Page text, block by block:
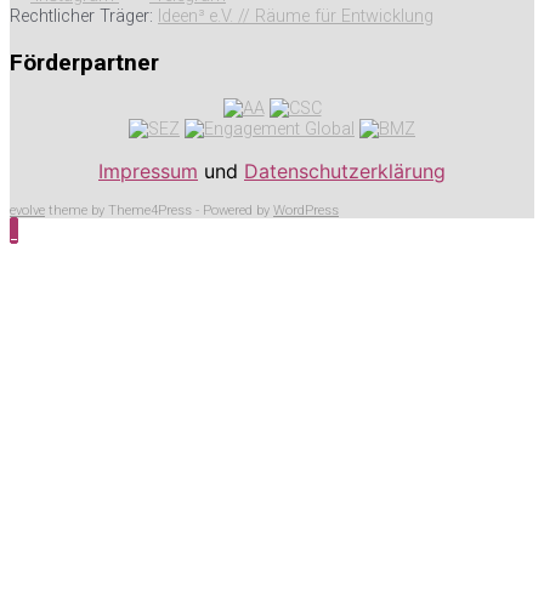
Rechtlicher Träger: Ideen³ e.V. // Räume für Entwicklung
Förderpartner
Impressum und Datenschutzerklärung
evolve theme by Theme4Press - Powered by WordPress